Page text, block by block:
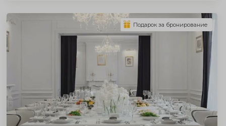
Подарок за бронирование